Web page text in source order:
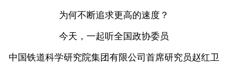
为何不断追求更高的速度？
今天，一起听全国政协委员
中国铁道科学研究院集团有限公司首席研究员赵红卫